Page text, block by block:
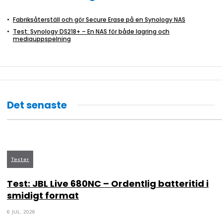
Fabriksåterställ och gör Secure Erase på en Synology NAS
Test: Synology DS218+ – En NAS för både lagring och
mediauppspelning
Det senaste
Tester
Test: JBL Live 680NC – Ordentlig batteritid i
smidigt format
6 JUL, 2026